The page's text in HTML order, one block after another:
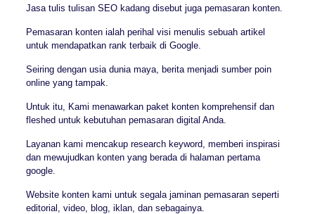
Jasa tulis tulisan SEO kadang disebut juga pemasaran konten.
Pemasaran konten ialah perihal visi menulis sebuah artikel
untuk mendapatkan rank terbaik di Google.
Seiring dengan usia dunia maya, berita menjadi sumber poin
online yang tampak.
Untuk itu, Kami menawarkan paket konten komprehensif dan
fleshed untuk kebutuhan pemasaran digital Anda.
Layanan kami mencakup research keyword, memberi inspirasi
dan mewujudkan konten yang berada di halaman pertama
google.
Website konten kami untuk segala jaminan pemasaran seperti
editorial, video, blog, iklan, dan sebagainya.